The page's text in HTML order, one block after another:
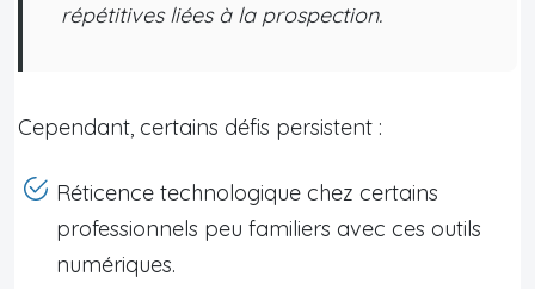
répétitives liées à la prospection.
Cependant, certains défis persistent :
Réticence technologique chez certains
professionnels peu familiers avec ces outils
numériques.